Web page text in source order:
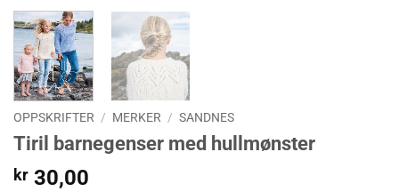
OPPSKRIFTER / MERKER / SANDNES
Tiril barnegenser med hullmønster
kr 30,00